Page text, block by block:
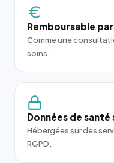
Remboursable
Comme une
soins.
Données de santé
Hébergées sur des
RGPD.